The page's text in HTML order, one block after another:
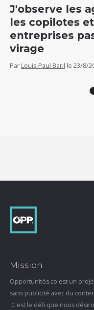
J'observe les
les copilotes
entreprises
virage
Par Louis-Paul Baril le 23/8/
Mission
Opportunités.co est un
sans publicité avec du
C'est le défi que nous